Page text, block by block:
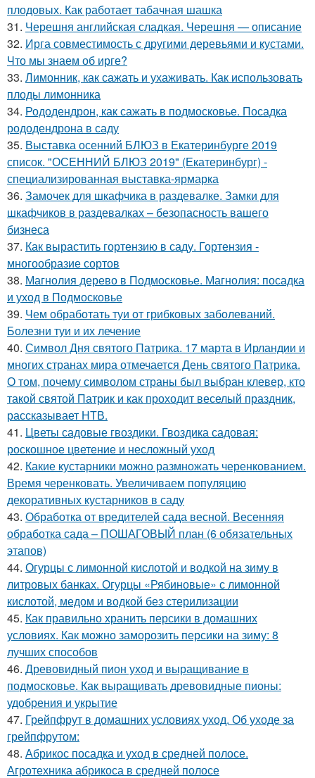
плодовых. Как работает табачная шашка
31. Черешня английская сладкая. Черешня — описание
32. Ирга совместимость с другими деревьями и кустами.
Что мы знаем об ирге?
33. Лимонник, как сажать и ухаживать. Как использовать
плоды лимонника
34. Рододендрон, как сажать в подмосковье. Посадка
рододендрона в саду
35. Выставка осенний БЛЮЗ в Екатеринбурге 2019
список. "ОСЕННИЙ БЛЮЗ 2019" (Екатеринбург) -
специализированная выставка-ярмарка
36. Замочек для шкафчика в раздевалке. Замки для
шкафчиков в раздевалках – безопасность вашего
бизнеса
37. Как вырастить гортензию в саду. Гортензия -
многообразие сортов
38. Магнолия дерево в Подмосковье. Магнолия: посадка
и уход в Подмосковье
39. Чем обработать туи от грибковых заболеваний.
Болезни туи и их лечение
40. Символ Дня святого Патрика. 17 марта в Ирландии и
многих странах мира отмечается День святого Патрика.
О том, почему символом страны был выбран клевер, кто
такой святой Патрик и как проходит веселый праздник,
рассказывает НТВ.
41. Цветы садовые гвоздики. Гвоздика садовая:
роскошное цветение и несложный уход
42. Какие кустарники можно размножать черенкованием.
Время черенковать. Увеличиваем популяцию
декоративных кустарников в саду
43. Обработка от вредителей сада весной. Весенняя
обработка сада – ПОШАГОВЫЙ план (6 обязательных
этапов)
44. Огурцы с лимонной кислотой и водкой на зиму в
литровых банках. Огурцы «Рябиновые» с лимонной
кислотой, медом и водкой без стерилизации
45. Как правильно хранить персики в домашних
условиях. Как можно заморозить персики на зиму: 8
лучших способов
46. Древовидный пион уход и выращивание в
подмосковье. Как выращивать древовидные пионы:
удобрения и укрытие
47. Грейпфрут в домашних условиях уход. Об уходе за
грейпфрутом:
48. Абрикос посадка и уход в средней полосе.
Агротехника абрикоса в средней полосе